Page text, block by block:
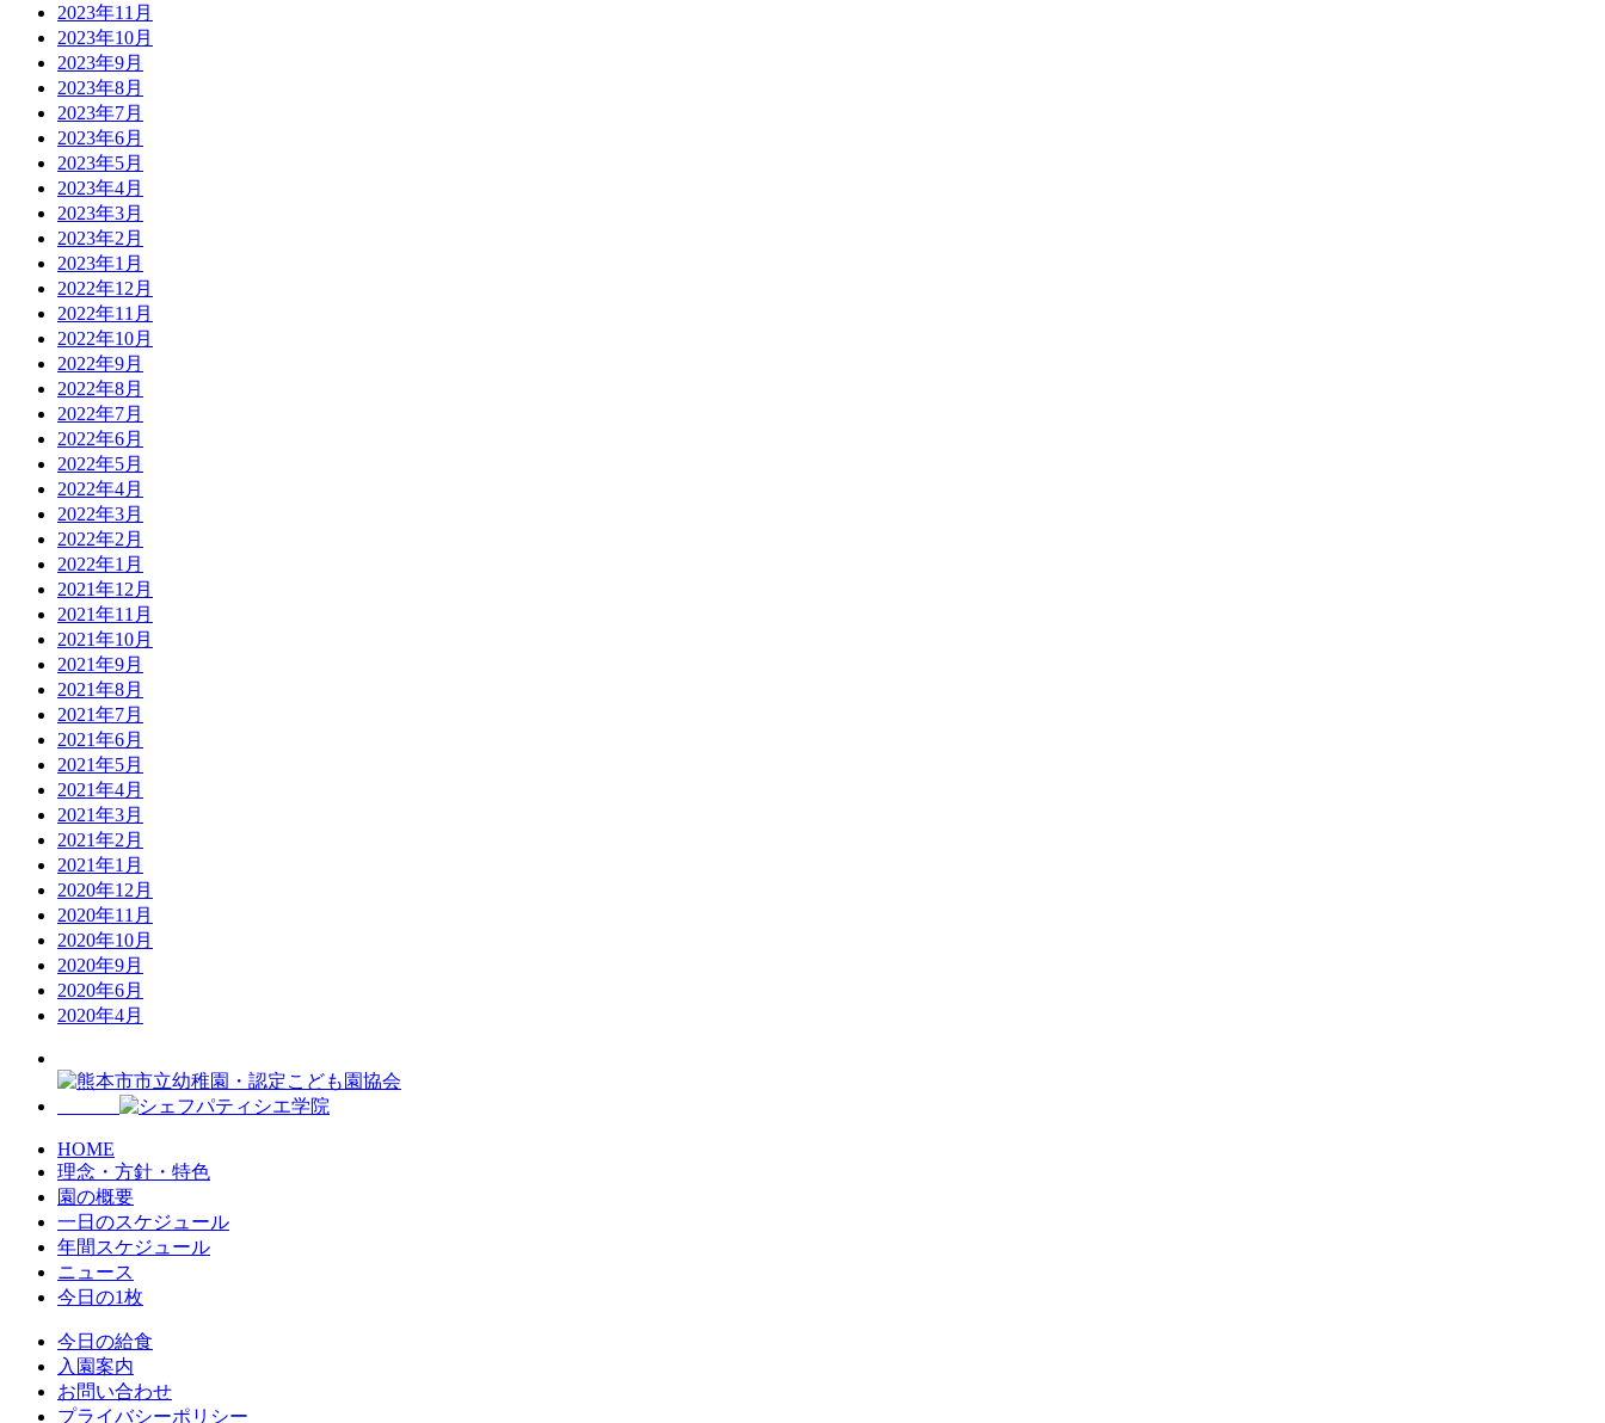
2023年11月
2023年10月
2023年9月
2023年8月
2023年7月
2023年6月
2023年5月
2023年4月
2023年3月
2023年2月
2023年1月
2022年12月
2022年11月
2022年10月
2022年9月
2022年8月
2022年7月
2022年6月
2022年5月
2022年4月
2022年3月
2022年2月
2022年1月
2021年12月
2021年11月
2021年10月
2021年9月
2021年8月
2021年7月
2021年6月
2021年5月
2021年4月
2021年3月
2021年2月
2021年1月
2020年12月
2020年11月
2020年10月
2020年9月
2020年6月
2020年4月
HOME
理念・方針・特色
園の概要
一日のスケジュール
年間スケジュール
ニュース
今日の1枚
今日の給食
入園案内
お問い合わせ
プライバシーポリシー